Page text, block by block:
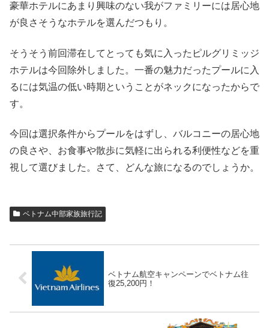
豪華ホテルにあまり興味のない我がファミリーには居心地
が良さそうなホテルを選んだつもり。
そうそう前回滞在してとっても気に入ったピルグリミッジ
ホテルは今回除外しました。一番の魅力だったプールに入
るには気温の低い時期ということがネックになったからで
す。
今回は選択条件からプールをはずし、バルコニーの居心地
の良さや、お食事や散歩に気軽に出られる利便性などを重
視して選びました。さて、どんな旅になるのでしょうか。
ベトナム中部家族旅行記
ベトナム航空キャンペーンでベトナム往
復25,200円！